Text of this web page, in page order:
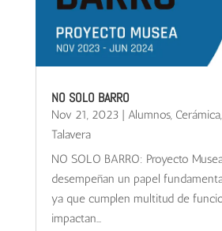
NO SOLO BARRO
Nov 21, 2023 | Alumnos, Cerámica,
Talavera
NO SOLO BARRO: Proyecto
desempeñan un papel
ya que cumplen multitud de
impactan...